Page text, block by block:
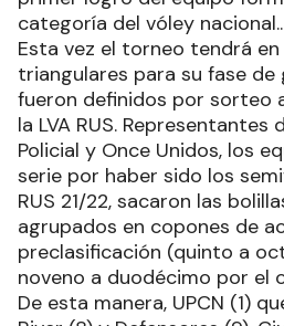
categoría del vóley nacional..
Esta vez el torneo tendrá
triangulares para su fase de
fueron definidos por sorteo
la LVA RUS. Representantes
Policial y Once Unidos, los
serie por haber sido los
RUS 21/22, sacaron las
agrupados en copones de
preclasificación (quinto a
noveno a duodécimo por el
De esta manera, UPCN (1)